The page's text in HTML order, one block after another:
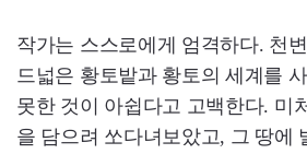
작가는 스스로에게 엄격하다. 천
드넓은 황토밭과 황토의 세계를
못한 것이 아쉽다고 고백한다. 미
을 담으려 쏘다녀보았고, 그 땅에